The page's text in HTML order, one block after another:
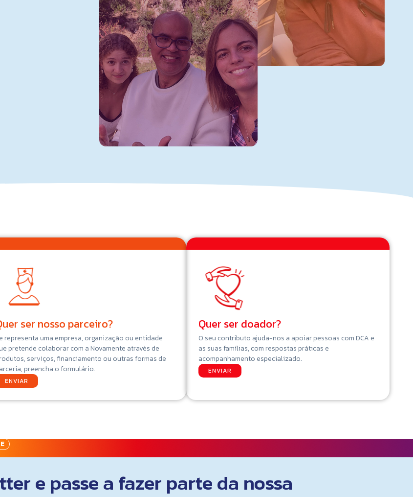
ser nosso parceiro?
representa uma empresa, organização ou entidade
pretende colaborar com a Novamente através de
serviços, financiamento ou outras formas de
preencha o formulário.
ENVIAR
Quer ser doador?
O seu contributo ajuda-nos a apoiar pessoas com DCA e
as suas famílias, com respostas práticas e
acompanhamento especializado.
ENVIAR
e passe a fazer parte da nossa